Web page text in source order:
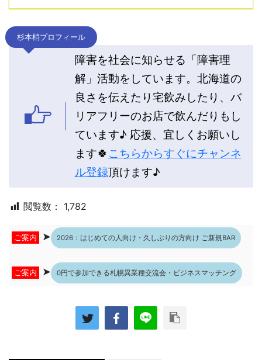
杉本梢プロフィール
障害を社会に知らせる「障害理
解」活動をしています。北海道の
良さを伝えたり宅飲みしたり、バ
リアフリーのお店で飲んだりもし
ています♪ 応援、宜しくお願いし
ます🍀 こちらからすぐにチャンネ
ル登録頂けます♪
閲覧数： 1,782
ご案内 ➤ 2026：はじめての人向け・久しぶりの方向け ご新規BAR
ご案内 ➤ 0円で参加できる札幌異業種交流会・ビジネスマッチング